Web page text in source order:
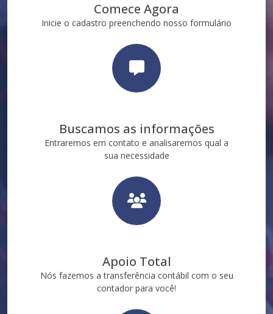
Comece Agora
Inicie o cadastro preenchendo nosso formulário
Buscamos as informações
Entraremos em contato e analisaremos qual a
sua necessidade
Apoio Total
Nós fazemos a transferência contábil com o seu
contador para você!